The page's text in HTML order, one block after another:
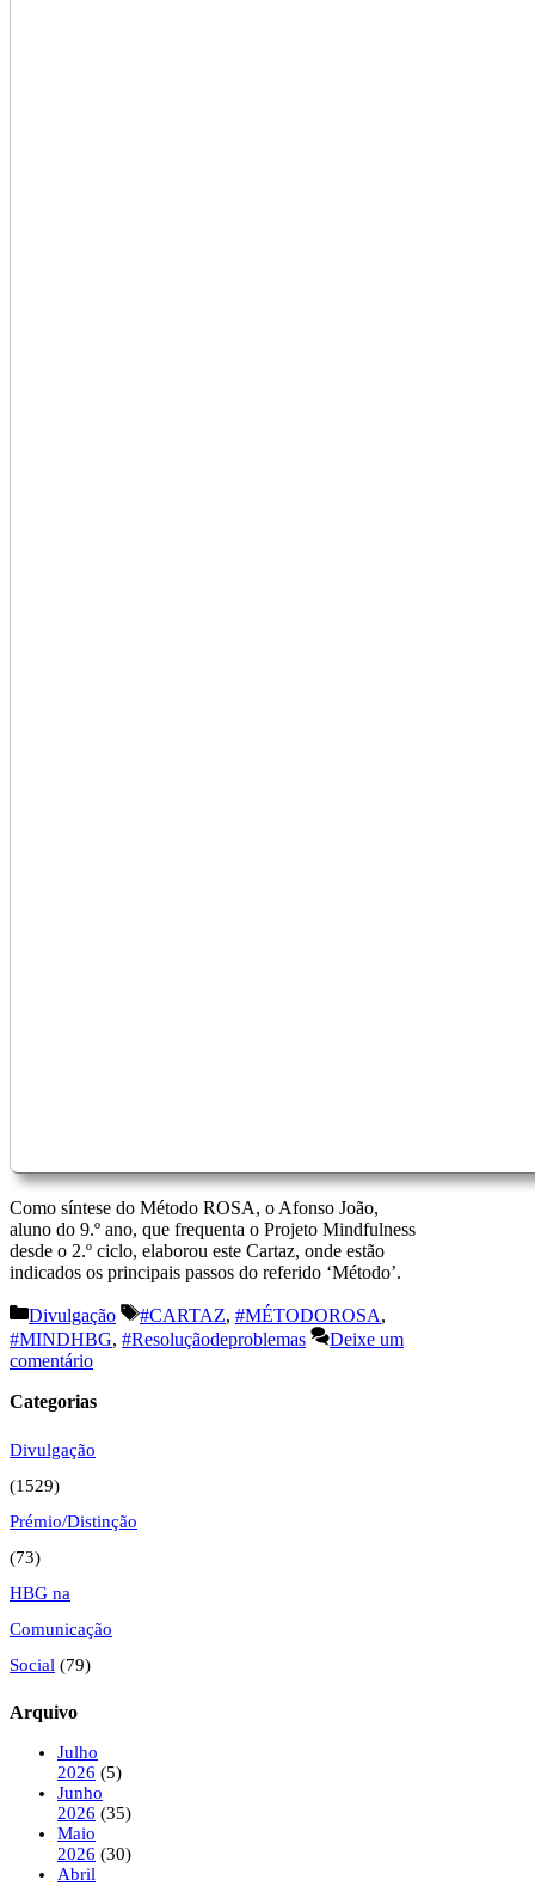
Como síntese do Método ROSA, o Afonso João,
aluno do 9.º ano, que frequenta o Projeto Mindfulness
desde o 2.º ciclo, elaborou este Cartaz, onde estão
indicados os principais passos do referido ‘Método’.
Categorias
Divulgação Etiquetas
#CARTAZ, #MÉTODOROSA,
#MINDHBG, #Resoluçãodeproblemas
Deixe um
comentário
Categorias
Divulgação
(1529)
Prémio/Distinção
(73)
HBG na
Comunicação
Social (79)
Arquivo
Julho
2026 (5)
Junho
2026 (35)
Maio
2026 (30)
Abril